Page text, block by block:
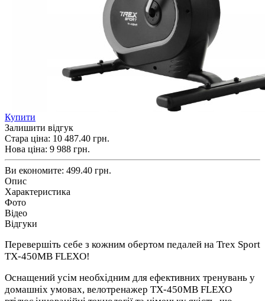
Купити
Залишити відгук
Стара ціна: 10 487.40 грн.
Нова ціна: 9 988 грн.
Ви економите: 499.40 грн.
Опис
Характеристика
Фото
Відео
Відгуки
Перевершіть себе з кожним обертом педалей на Trex Sport
TX-450MB FLEXO!
Оснащений усім необхідним для ефективних тренувань у
домашніх умовах, велотренажер TX-450MB FLEXO